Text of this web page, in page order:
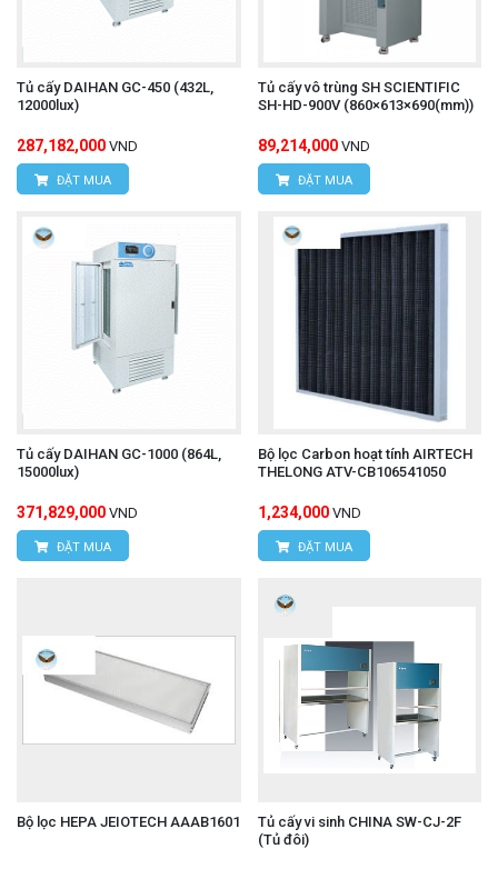
Tủ cấy DAIHAN GC-450 (432L,
12000lux)
287,182,000 VND
ĐẶT MUA
Tủ cấy vô trùng SH SCIENTIFIC
SH-HD-900V (860×613×690(mm))
89,214,000 VND
ĐẶT MUA
Tủ cấy DAIHAN GC-1000 (864L,
15000lux)
371,829,000 VND
ĐẶT MUA
Bộ lọc Carbon hoạt tính AIRTECH
THELONG ATV-CB106541050
1,234,000 VND
ĐẶT MUA
Bộ lọc HEPA JEIOTECH AAAB1601
Tủ cấy vi sinh CHINA SW-CJ-2F
(Tủ đôi)